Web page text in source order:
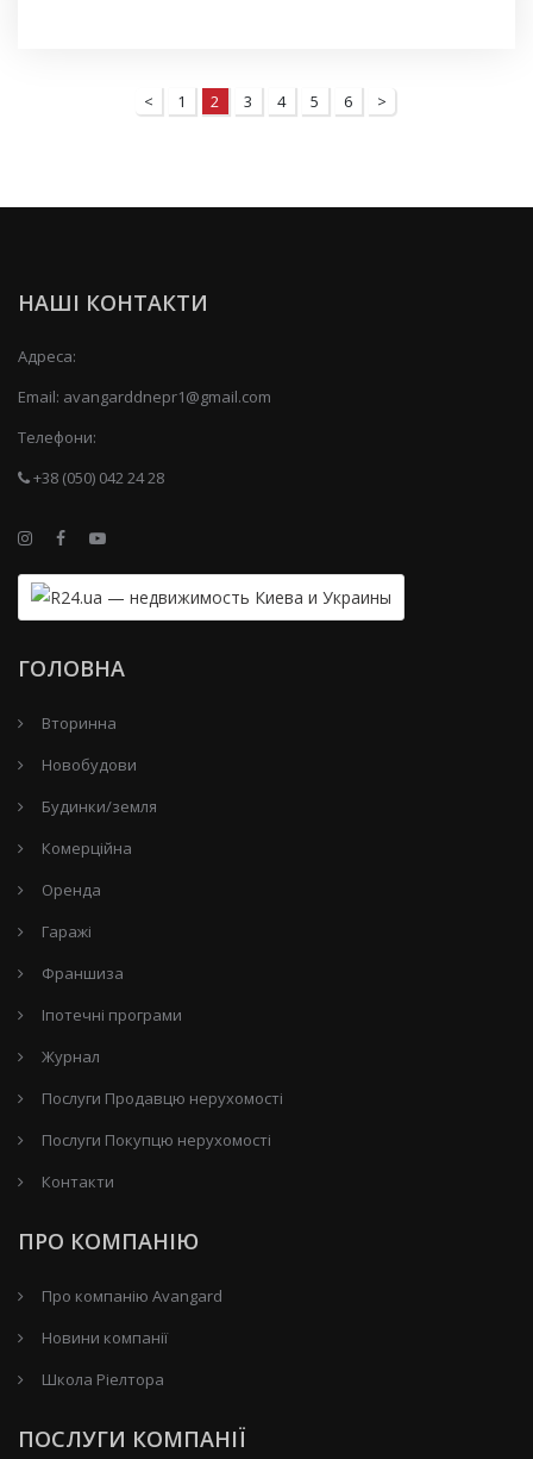
< 1 2 3 4 5 6 >
НАШІ КОНТАКТИ
Адреса:
Email: avangarddnepr1@gmail.com
Телефони:
+38 (050) 042 24 28
ГОЛОВНА
Вторинна
Новобудови
Будинки/земля
Комерційна
Оренда
Гаражі
Франшиза
Іпотечні програми
Журнал
Послуги Продавцю нерухомості
Послуги Покупцю нерухомості
Контакти
ПРО КОМПАНІЮ
Про компанію Avangard
Новини компанії
Школа Ріелтора
ПОСЛУГИ КОМПАНІЇ